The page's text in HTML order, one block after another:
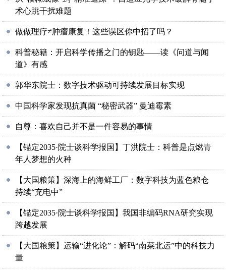
术心跳干扰难题
做做理疗≠肿瘤康复！这些误区你中招了吗？
科普秘籍：开启科学传播之门的钥匙——读《问道与闻
道》有感
郭华东院士：数字技术驱动可持续发展目标实现
中国科学家发现抗真菌 “秘密武器” 曼迪霉素
自尊：喜欢自己并不是一件容易的事情
【锚定2035·院士谈科学报国】丁洪院士：科普是点燃青
年人梦想的火种
【大国粮策】深海上的海鲜工厂：数字科技为蓝色粮仓
持续“充电中”
【锚定2035·院士谈科学报国】我国非编码RNA研究实现
跨越发展
【大国粮策】运输“进化论”：解码“南菜北运”中的科技力
量